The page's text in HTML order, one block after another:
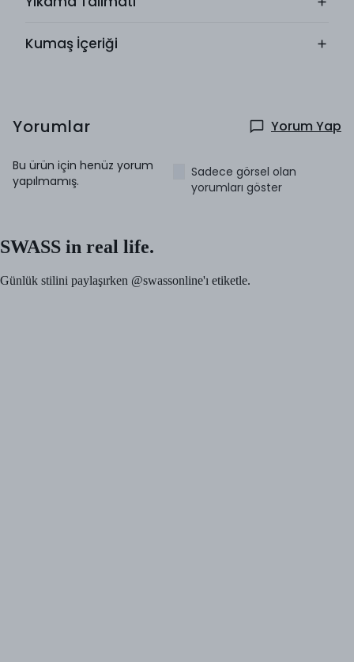
Kumaş İçeriği
Yorumlar Yorum Yap
Bu ürün için henüz yorum
yapılmamış.
Sadece görsel olan
yorumları göster